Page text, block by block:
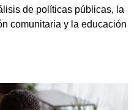
de políticas públicas, la
comunitaria y la educación